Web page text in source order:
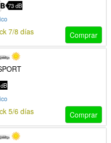
73 dB
Comprar
7/8 días
dB
Comprar
5/6 días